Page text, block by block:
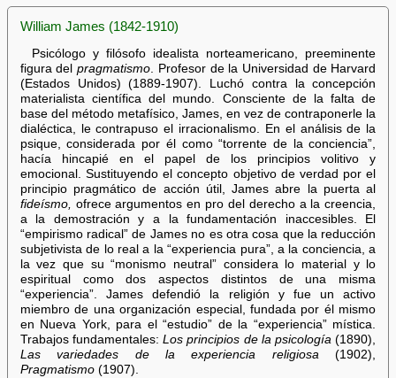
William James (1842-1910)
Psicólogo y filósofo idealista norteamericano, preeminente
figura delpragmatismo. Profesor de la Universidad de Harvard
(Estados Unidos) (1889-1907). Luchó contra la concepción
materialista científica del mundo. Consciente de la falta de
base del método metafísico, James, en vez de contraponerle la
dialéctica, le contrapuso el irracionalismo. En el análisis de la
psique, considerada por él como “torrente de la conciencia”,
hacía hincapié en el papel de los principios volitivo y
emocional. Sustituyendo el concepto objetivo de verdad por el
principio pragmático de acción útil, James abre la puerta al
fideísmo, ofrece argumentos en pro del derecho a la creencia,
a la demostración y a la fundamentación inaccesibles. El
“empirismo radical” de James no es otra cosa que la reducción
subjetivista de lo real a la “experiencia pura”, a la conciencia, a
la vez que su “monismo neutral” considera lo material y lo
espiritual como dos aspectos distintos de una misma
“experiencia”. James defendió la religión y fue un activo
miembro de una organización especial, fundada por él mismo
en Nueva York, para el “estudio” de la “experiencia” mística.
Trabajos fundamentales:Los principios de la psicología(1890),
Las variedades de la experiencia religiosa(1902),
Pragmatismo(1907).